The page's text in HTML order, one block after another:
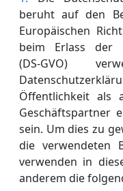
beruht auf den
Europäischen
beim Erlass der
(DS-GVO)
Öffentlichkeit als
Geschäftspartner
sein. Um dies zu
die verwendeten
verwenden in
anderem die